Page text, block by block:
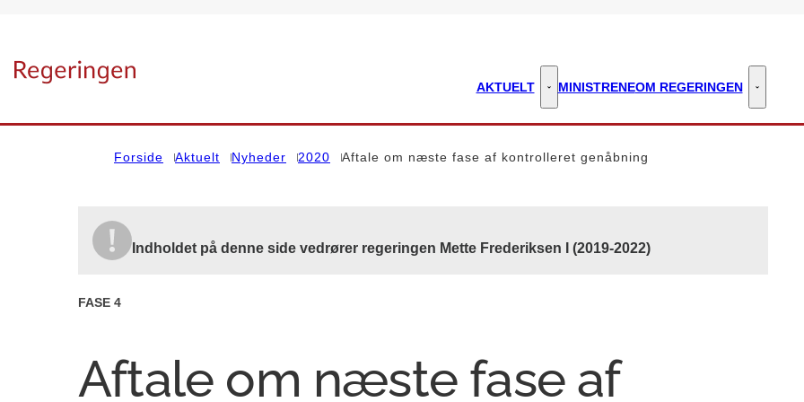
AKTUELT Aktuelt - Flere links
MINISTRENEOM REGERINGEN Om
Forside Aktuelt Nyheder 2020 Aftale om næste fase af kontrolleret genåbning
Indholdet på denne side vedrører regeringen Mette Frederiksen I (2019-2022)
FASE 4
Aftale om næste fase af